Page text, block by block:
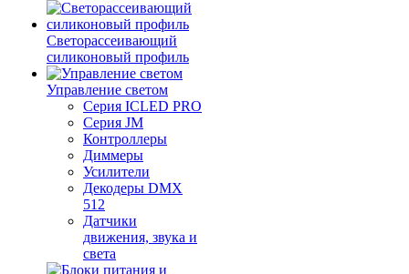
Светорассеивающий
силиконовый профиль
Управление светом
Серия ICLED PRO
Серия JM
Контроллеры
Диммеры
Усилители
Декодеры DMX
512
Датчики
движения, звука и
света